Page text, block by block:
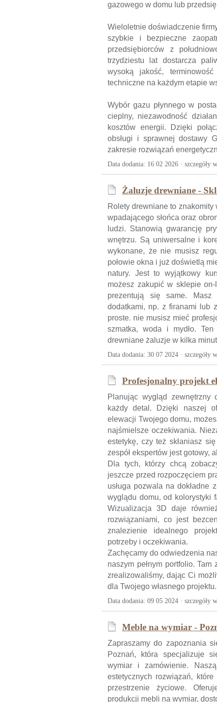
gazowego w domu lub
Wieloletnie doświadczenie
szybkie i bezpieczne
przedsiębiorców z
trzydziestu lat dostarcza
wysoką jakość,
techniczne na każdym etapie
Wybór gazu płynnego w
cieplny, niezawodność
kosztów energii. Dzięki
obsługi i sprawnej dostawy
zakresie rozwiązań
Data dodania: 16 02 2026 · szczegóły
Żaluzje drewniane -
Rolety drewniane to
wpadającego słońca oraz
ludzi. Stanowią gwarancję
wnętrzu. Są uniwersalne i
wykonane, że nie musisz
połowie okna i już doświetlą
natury. Jest to wyjątkowy
możesz zakupić w sklepie
prezentują się same.
dodatkami, np. z firanami lub
proste. nie musisz mieć
szmatka, woda i mydło.
drewniane żaluzje w kilka
Data dodania: 30 07 2024 · szczegóły
Profesjonalny projekt
Planując wygląd
każdy detal. Dzięki naszej
elewacji Twojego domu,
najśmielsze oczekiwania.
estetykę, czy też skłaniasz
zespół ekspertów jest gotowy,
Dla tych, którzy chcą
jeszcze przed rozpoczęciem
usługa pozwala na dokładne
wyglądu domu, od kolorystyki
Wizualizacja 3D daje
rozwiązaniami, co jest
znalezienie idealnego
potrzeby i oczekiwania.
Zachęcamy do odwiedzenia
naszym pełnym portfolio.
zrealizowaliśmy, dając Ci
dla Twojego własnego projektu.
Data dodania: 09 05 2024 · szczegóły
Meble na wymiar -
Zapraszamy do zapoznania
Poznań, która specjalizuje
wymiar i zamówienie.
estetycznych rozwiązań,
przestrzenie życiowe.
produkcji mebli na wymiar,